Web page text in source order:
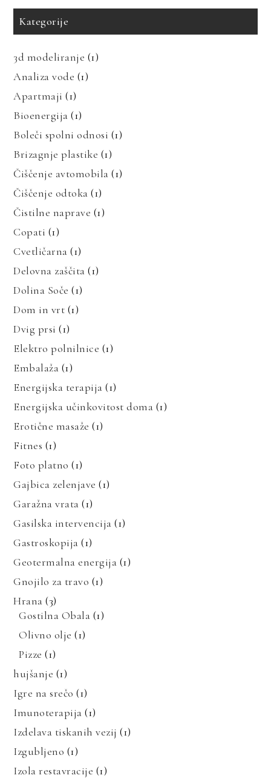
Kategorije
3d modeliranje (1)
Analiza vode (1)
Apartmaji (1)
Bioenergija (1)
Boleči spolni odnosi (1)
Brizagnje plastike (1)
Čiščenje avtomobila (1)
Čiščenje odtoka (1)
Čistilne naprave (1)
Copati (1)
Cvetličarna (1)
Delovna zaščita (1)
Dolina Soče (1)
Dom in vrt (1)
Dvig prsi (1)
Elektro polnilnice (1)
Embalaža (1)
Energijska terapija (1)
Energijska učinkovitost doma (1)
Erotične masaže (1)
Fitnes (1)
Foto platno (1)
Gajbica zelenjave (1)
Garažna vrata (1)
Gasilska intervencija (1)
Gastroskopija (1)
Geotermalna energija (1)
Gnojilo za travo (1)
Hrana (3)
Gostilna Obala (1)
Olivno olje (1)
Pizze (1)
hujšanje (1)
Igre na srečo (1)
Imunoterapija (1)
Izdelava tiskanih vezij (1)
Izgubljeno (1)
Izola restavracije (1)